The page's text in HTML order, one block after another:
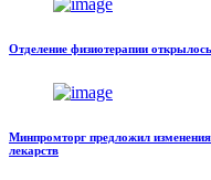
Отделение физиотерапии
Минпромторг предложил
лекарств